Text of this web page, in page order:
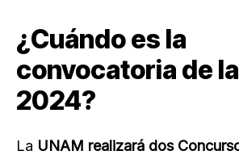
¿Cuándo es la
convocatoria de
2024?
La UNAM realizará dos